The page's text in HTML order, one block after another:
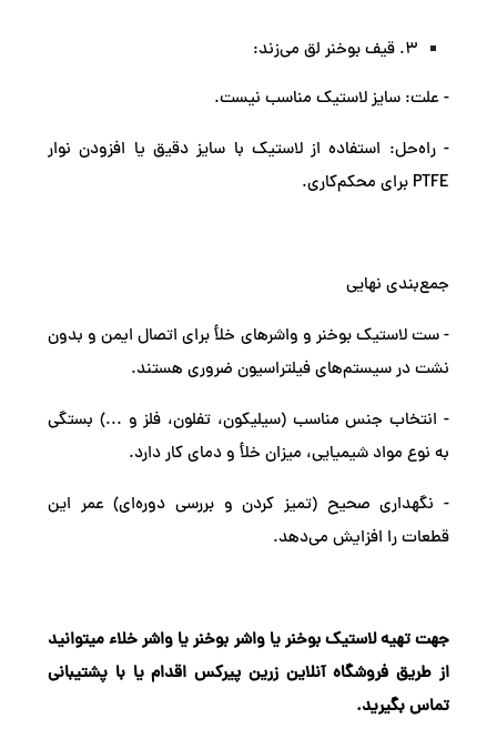
3. قیف بوخنر لق می‌زند:
- علت: سایز لاستیک مناسب نیست.
- راه‌حل: استفاده از لاستیک با سایز دقیق یا افزودن نوار
PTFE برای محکم‌کاری.
جمع‌بندی نهایی
- ست لاستیک بوخنر و واشرهای خلأ برای اتصال ایمن و بدون
نشت در سیستم‌های فیلتراسیون ضروری هستند.
- انتخاب جنس مناسب (سیلیکون، تفلون، فلز و ...) بستگی
به نوع مواد شیمیایی، میزان خلأ و دمای کار دارد.
- نگهداری صحیح (تمیز کردن و بررسی دوره‌ای) عمر این
قطعات را افزایش می‌دهد.
جهت تهیه لاستیک بوخنر یا واشر بوخنر یا واشر خلاء میتوانید
از طریق فروشگاه آنلاین زرین پیرکس اقدام یا با پشتیبانی
تماس بگیرید.